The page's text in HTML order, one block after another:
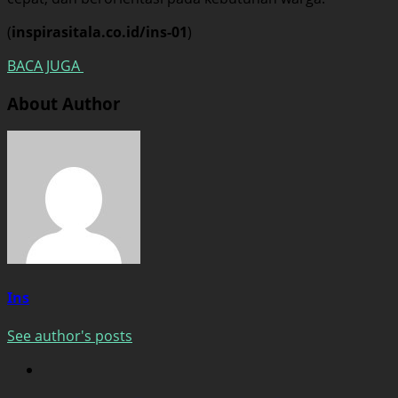
(inspirasitala.co.id/ins-01)
BACA JUGA
About Author
Ins
See author's posts